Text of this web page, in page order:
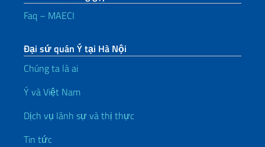
Faq – MAECI
Đại sứ quán Ý tại Hà Nội
Chúng ta là ai
Ý và Việt Nam
Dịch vụ lãnh sự và thị thực
Tin tức